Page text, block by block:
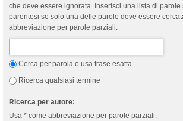
che deve essere ignorata. Inserisci una lista di parole
parentesi se solo una delle parole deve essere
abbreviazione per parole parziali.
Cerca per parola o usa frase esatta
Ricerca qualsiasi termine
Ricerca per autore:
Usa * come abbreviazione per parole parziali.